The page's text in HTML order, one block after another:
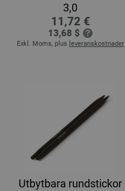
3,0
11,72 €
13,68 $
Exkl. Moms, plus leveranskostnader
Utbytbara rundstickor